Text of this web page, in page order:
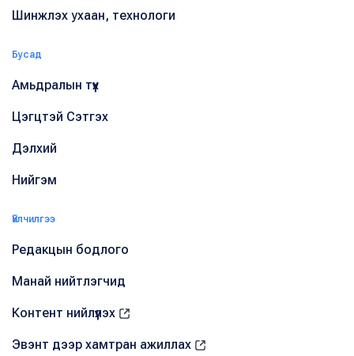
Шинжлэх ухаан, технологи
Бусад
Амьдралын түүх
Цэгцтэй Сэтгэх
Дэлхий
Нийгэм
Үйлчилгээ
Редакцын бодлого
Манай нийтлэгчид
Контент нийлүүлэх
Эвэнт дээр хамтран ажиллах